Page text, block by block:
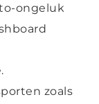
ongeluk
zoals